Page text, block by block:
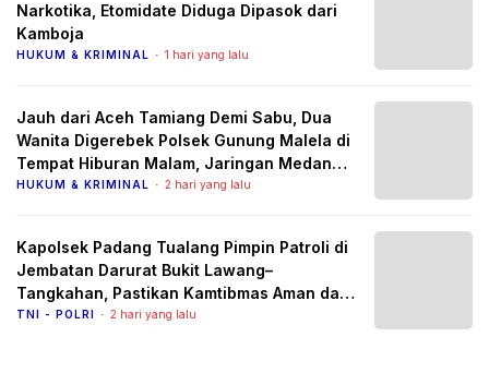
Narkotika, Etomidate Diduga Dipasok dari
Kamboja
HUKUM & KRIMINAL 1 hari yang lalu
Jauh dari Aceh Tamiang Demi Sabu, Dua
Wanita Digerebek Polsek Gunung Malela di
Tempat Hiburan Malam, Jaringan Medan
Diburu
HUKUM & KRIMINAL 2 hari yang lalu
Kapolsek Padang Tualang Pimpin Patroli di
Jembatan Darurat Bukit Lawang–
Tangkahan, Pastikan Kamtibmas Aman dan
Arus Lalu Lintas Lancar
TNI - POLRI 2 hari yang lalu